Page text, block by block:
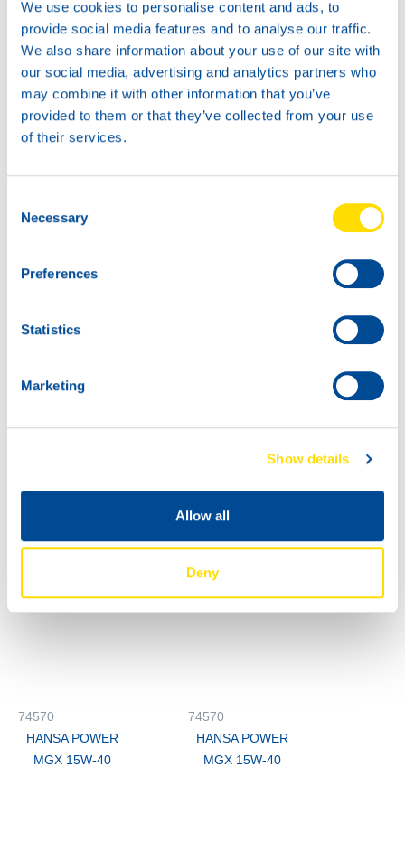
We use cookies to personalise content and ads, to
provide social media features and to analyse our traffic.
We also share information about your use of our site with
our social media, advertising and analytics partners who
may combine it with other information that you’ve
provided to them or that they’ve collected from your use
of their services.
Selection
Necessary
Preferences
Statistics
Marketing
Show details
Allow all
Deny
HANSA POWER
MGX 15W-40
HANSA POWER
MGX 15W-40
HANSA POWER
MGX 15W-40
74570
HANSA POWER
MGX 15W-40
74570
HANSA POWER
MGX 15W-40